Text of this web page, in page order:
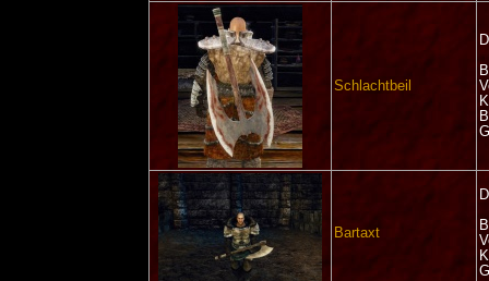
Schlachtbeil
Bartaxt